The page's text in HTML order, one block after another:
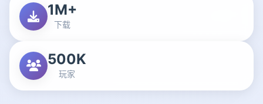
1M+
下载
500K
玩家